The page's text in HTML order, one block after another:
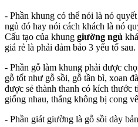
- Phần khung có thể nói là nó
ngủ đó hay nói cách khách là nó
Cấu tạo của khung giường ngủ
giá rẻ là phải đảm bảo 3 yếu tố sau.
- Phần gỗ làm khung phải được
gỗ tốt như gỗ sồi, gỗ tần bì, xoan
được sẻ thành thanh có kích thước
giống nhau, thẳng không bị cong
- Phần giát giường là gỗ sồi dày